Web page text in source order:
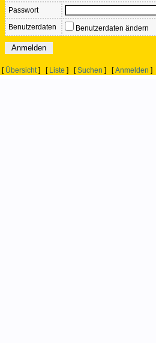
Passwort
Benutzerdaten
Benutzerdaten ändern
[ Übersicht] [ Liste ] [Suchen ] [Anmelden ]